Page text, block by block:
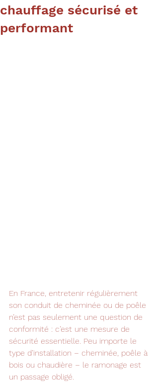
chauffage sécurisé et
performant
En France, entretenir régulièrement
son conduit de cheminée ou de poêle
n’est pas seulement une question de
conformité : c’est une mesure de
sécurité essentielle. Peu importe le
type d’installation – cheminée, poêle à
bois ou chaudière – le ramonage est
un passage obligé.